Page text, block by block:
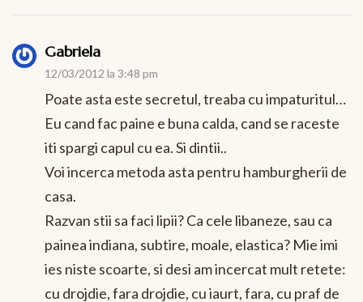
Gabriela
12/03/2012 la 3:48 pm
Poate asta este secretul, treaba cu impaturitul…
Eu cand fac paine e buna calda, cand se raceste
iti spargi capul cu ea. Si dintii..
Voi incerca metoda asta pentru hamburgherii de
casa.
Razvan stii sa faci lipii? Ca cele libaneze, sau ca
painea indiana, subtire, moale, elastica? Mie imi
ies niste scoarte, si desi am incercat mult retete:
cu drojdie, fara drojdie, cu iaurt, fara, cu praf de